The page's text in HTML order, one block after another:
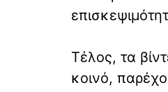
Τέλος, τα
κοινό,